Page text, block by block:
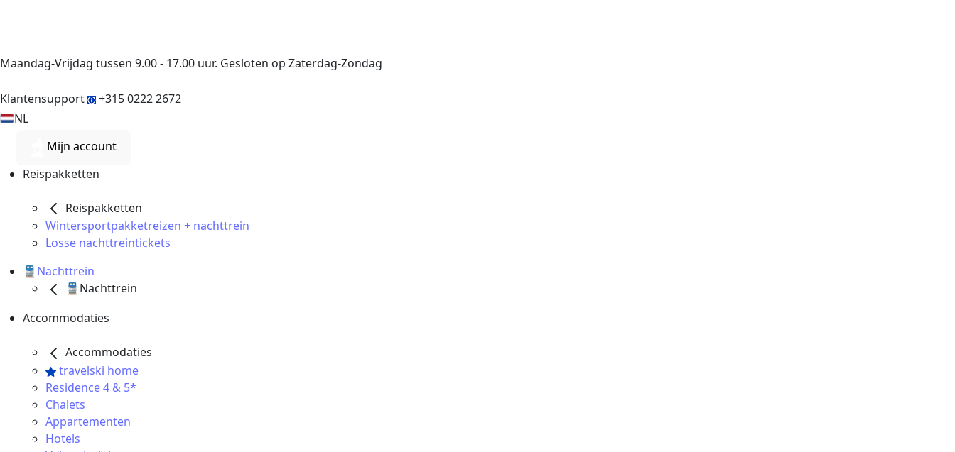
Maandag-Vrijdag tussen 9.00 - 17.00 uur. Gesloten op Zaterdag-Zondag
Klantensupport
+315 0222 2672
NL
Mijn account
Reispakketten
Reispakketten
Wintersportpakketreizen + nachttrein
Losse nachttreintickets
🚆Nachttrein
🚆Nachttrein
Accommodaties
Accommodaties
travelski home
Residence 4 & 5*
Chalets
Appartementen
Hotels